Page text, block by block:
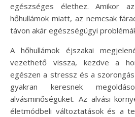
egészséges élethez. Amikor
hőhullámok miatt, az nemcsak
távon akár egészségügyi
A hőhullámok éjszakai
vezethető vissza, kezdve a
egészen a stressz és a
gyakran keresnek
alvásminőségüket. Az alvási
életmódbeli változtatások és a